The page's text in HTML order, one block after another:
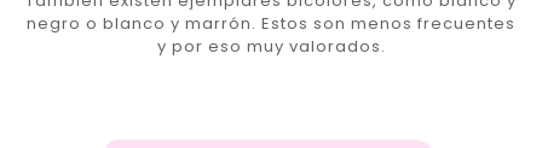
negro o blanco y marrón. Estos son menos frecuentes
y por eso muy valorados.